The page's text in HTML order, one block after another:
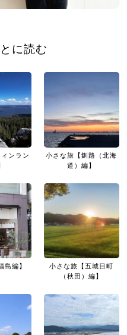
に読む
ンラン
小さな旅【釧路（北海
道）編】
島編】
小さな旅【五城目町
（秋田）編】